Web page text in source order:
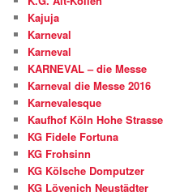
Kajuja
Karneval
Karneval
KARNEVAL – die Messe
Karneval die Messe 2016
Karnevalesque
Kaufhof Köln Hohe Strasse
KG Fidele Fortuna
KG Frohsinn
KG Kölsche Domputzer
KG Lövenich Neustädter